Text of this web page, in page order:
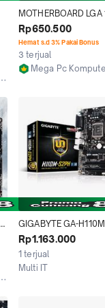
MOTHERBOARD LGA
H110M GIGABYTE DS2
DDR4 GARANSI 1
Rp650.500
Hemat s.d 3% Pakai Bonus
3 terjual
Mega Pc
GIGABYTE GA-
h110MS2PH (LGA 1151,
DDR4) SKYLAKE
Rp1.163.000
1 terjual
Multi IT